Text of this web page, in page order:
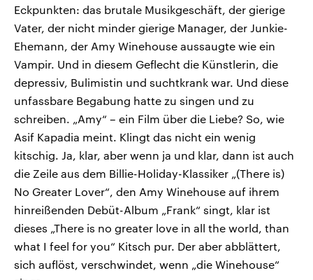
Eckpunkten: das brutale Musikgeschäft, der gierige
Vater, der nicht minder gierige Manager, der Junkie-
Ehemann, der Amy Winehouse aussaugte wie ein
Vampir. Und in diesem Geflecht die Künstlerin, die
depressiv, Bulimistin und suchtkrank war. Und diese
unfassbare Begabung hatte zu singen und zu
schreiben. „Amy“ – ein Film über die Liebe? So, wie
Asif Kapadia meint. Klingt das nicht ein wenig
kitschig. Ja, klar, aber wenn ja und klar, dann ist auch
die Zeile aus dem Billie-Holiday-Klassiker „(There is)
No Greater Lover“, den Amy Winehouse auf ihrem
hinreißenden Debüt-Album „Frank“ singt, klar ist
dieses „There is no greater love in all the world, than
what I feel for you“ Kitsch pur. Der aber abblättert,
sich auflöst, verschwindet, wenn „die Winehouse“